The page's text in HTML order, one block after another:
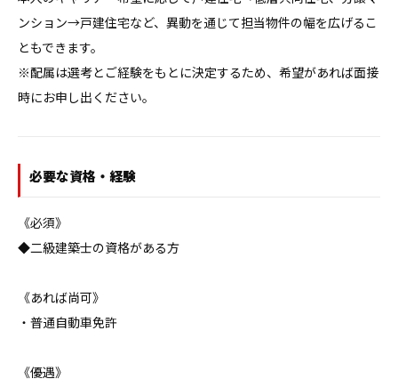
ンション→戸建住宅など、異動を通じて担当物件の幅を広げるこ
ともできます。
※配属は選考とご経験をもとに決定するため、希望があれば面接
時にお申し出ください。
必要な資格・経験
《必須》
◆二級建築士の資格がある方
《あれば尚可》
・普通自動車免許
《優遇》